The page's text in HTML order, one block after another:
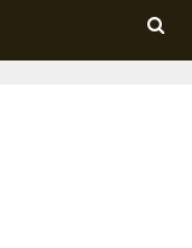
Search